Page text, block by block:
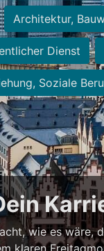
Architektur,
Dienst
Soziale
wie es wäre,